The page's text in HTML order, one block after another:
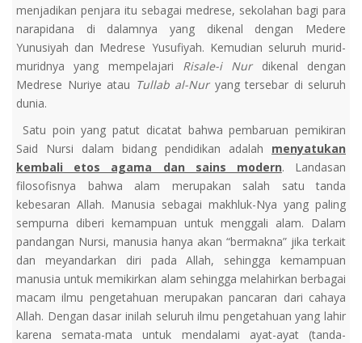
menjadikan penjara itu sebagai medrese, sekolahan bagi para
narapidana di dalamnya yang dikenal dengan Medere
Yunusiyah dan Medrese Yusufiyah. Kemudian seluruh murid-
muridnya yang mempelajari Risale-i Nurdikenal dengan
Medrese Nuriye atau Tullab al-Nuryang tersebar di seluruh
dunia.
Satu poin yang patut dicatat bahwa pembaruan pemikiran
Said Nursi dalam bidang pendidikan adalah menyatukan
kembali etos agama dan sains modern. Landasan
filosofisnya bahwa alam merupakan salah satu tanda
kebesaran Allah. Manusia sebagai makhluk-Nya yang paling
sempurna diberi kemampuan untuk menggali alam. Dalam
pandangan Nursi, manusia hanya akan “bermakna” jika terkait
dan meyandarkan diri pada Allah, sehingga kemampuan
manusia untuk memikirkan alam sehingga melahirkan berbagai
macam ilmu pengetahuan merupakan pancaran dari cahaya
Allah. Dengan dasar inilah seluruh ilmu pengetahuan yang lahir
karena semata-mata untuk mendalami ayat-ayat (tanda-